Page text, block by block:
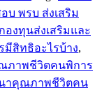
บ พรบ ส่งเสริม
องทุนส่งเสริมและ
สิทธิอะไรบ้าง,
ภาพชีวิตคนพิการ
าคุณภาพชีวิตคน